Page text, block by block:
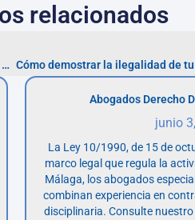
relacionados
Guía práctica para presentar alegaciones a multas de la ZBE en Madrid
Abogados Derecho
junio
La Ley 10/1990, de 15 de
marco legal que regula la
Málaga, los abogados
combinan experiencia en
disciplinaria. Consulte